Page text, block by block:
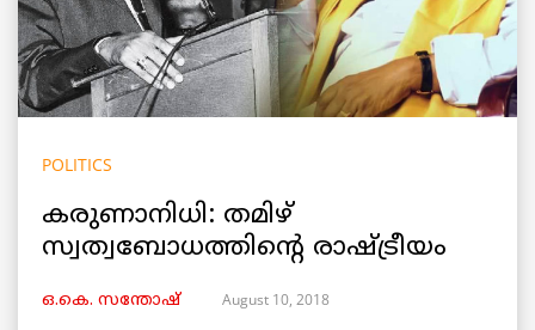
POLITICS
കരുണാനിധി: തമിഴ്
സ്വത്വബോധത്തിന്റെ രാഷ്ട്രീയം
ഒ.കെ. സന്തോഷ് August 10, 2018